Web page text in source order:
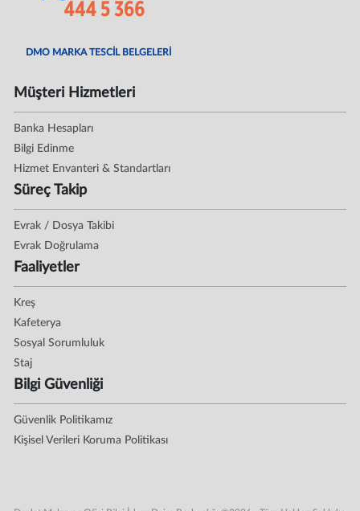
DMO MARKA TESCİL BELGELERİ
Müşteri Hizmetleri
Banka Hesapları
Bilgi Edinme
Hizmet Envanteri & Standartları
Süreç Takip
Evrak / Dosya Takibi
Evrak Doğrulama
Faaliyetler
Kreş
Kafeterya
Sosyal Sorumluluk
Staj
Bilgi Güvenliği
Güvenlik Politikamız
Kişisel Verileri Koruma Politikası